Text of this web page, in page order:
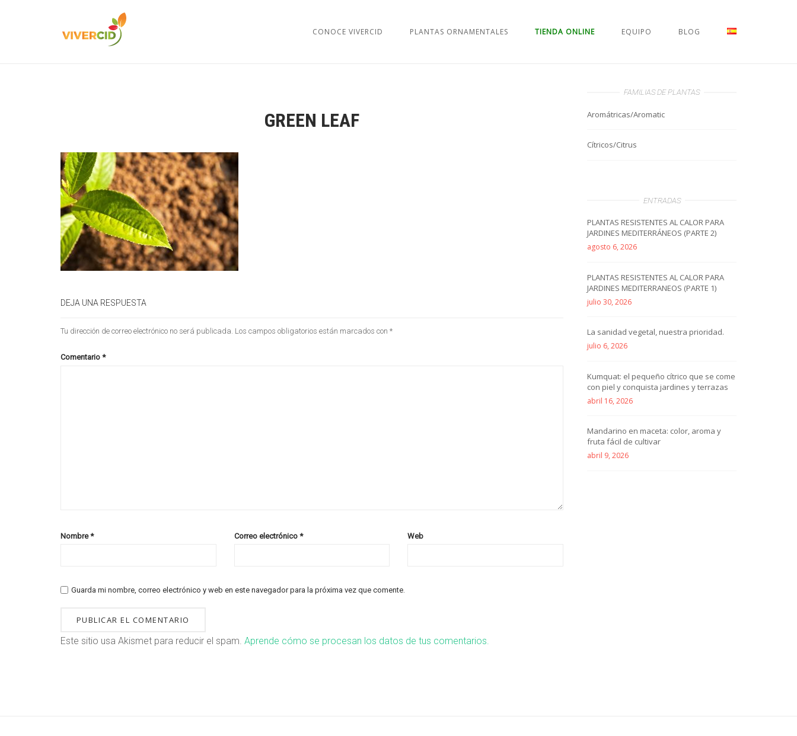
CONOCE VIVERCID PLANTAS ORNAMENTALES TIENDA ONLINE EQUIPO BLOG
GREEN LEAF
DEJA UNA RESPUESTA
Tu dirección de correo electrónico no será publicada. Los campos obligatorios están marcados con *
Comentario *
Nombre* Correo electrónico * Web
Guarda mi nombre, correo electrónico y web en este navegador para la próxima vez que comente.
Este sitio usa Akismet para reducir el spam. Aprende cómo se procesan los datos de tus comentarios.
FAMILIAS DE PLANTAS
Aromátricas/Aromatic
Cítricos/Citrus
ENTRADAS
PLANTAS RESISTENTES AL CALOR PARA
JARDINES MEDITERRÁNEOS (PARTE 2)
agosto 6, 2026
PLANTAS RESISTENTES AL CALOR PARA
JARDINES MEDITERRANEOS (PARTE 1)
julio 30, 2026
La sanidad vegetal, nuestra prioridad.
julio 6, 2026
Kumquat: el pequeño cítrico que se come
con piel y conquista jardines y terrazas
abril 16, 2026
Mandarino en maceta: color, aroma y
fruta fácil de cultivar
abril 9, 2026